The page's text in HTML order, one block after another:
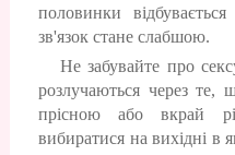
половинки
зв'язок стане слабшою.
Не забувайте про
розлучаються через те,
прісною або вкрай
вибиратися на вихідні в